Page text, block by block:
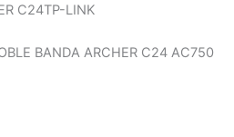
C24TP-LINK
BANDA ARCHER C24 AC750